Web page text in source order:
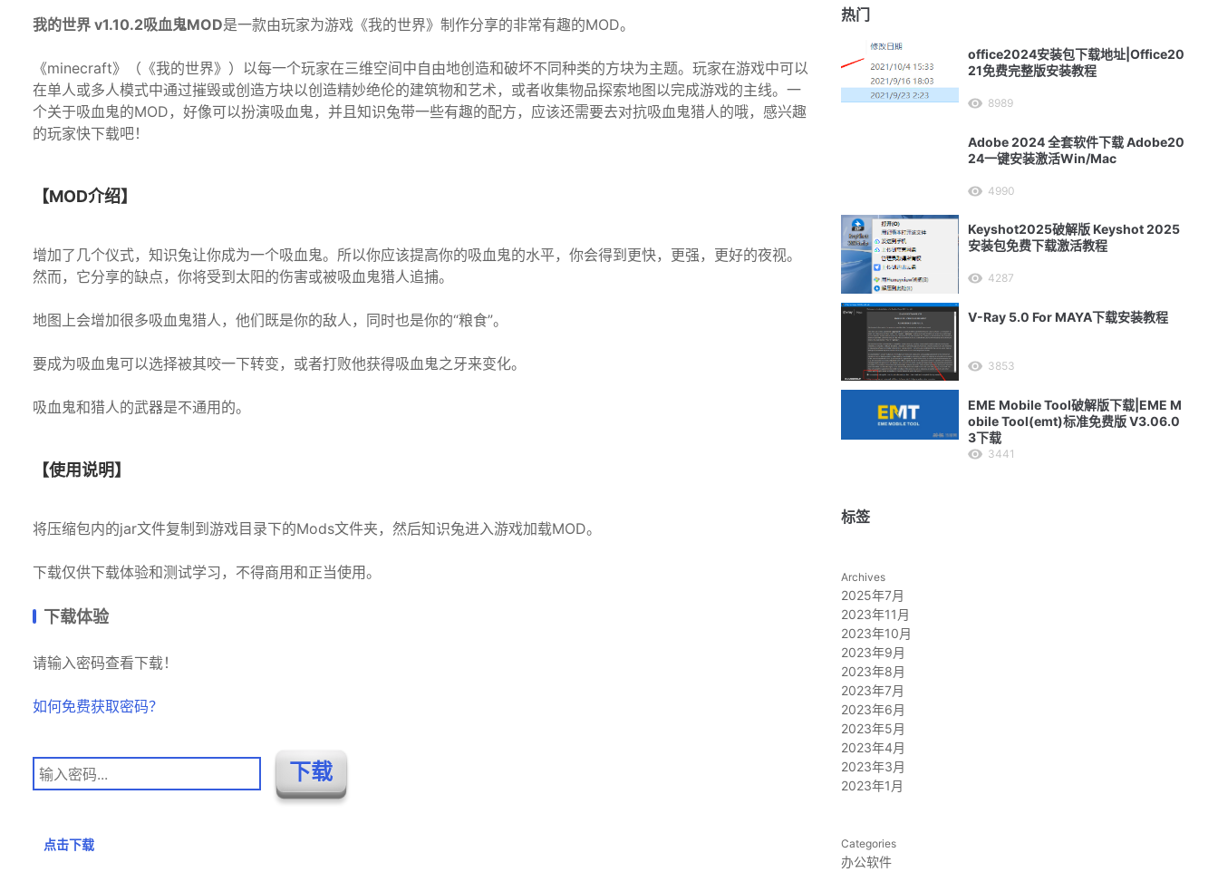
我的世界 v1.10.2吸血鬼MOD是一款由玩家为游戏《我的世界》制作分享的非常有趣的MOD。
《minecraft》（《我的世界》）以每一个玩家在三维空间中自由地创造和破坏不同种类的方块为主题。玩家在游戏中可以
在单人或多人模式中通过摧毁或创造方块以创造精妙绝伦的建筑物和艺术，或者收集物品探索地图以完成游戏的主线。一
个关于吸血鬼的MOD，好像可以扮演吸血鬼，并且知识兔带一些有趣的配方，应该还需要去对抗吸血鬼猎人的哦，感兴趣
的玩家快下载吧！
【MOD介绍】
增加了几个仪式，知识兔让你成为一个吸血鬼。所以你应该提高你的吸血鬼的水平，你会得到更快，更强，更好的夜视。
然而，它分享的缺点，你将受到太阳的伤害或被吸血鬼猎人追捕。
地图上会增加很多吸血鬼猎人，他们既是你的敌人，同时也是你的“粮食”。
要成为吸血鬼可以选择被其咬一下转变，或者打败他获得吸血鬼之牙来变化。
吸血鬼和猎人的武器是不通用的。
【使用说明】
将压缩包内的jar文件复制到游戏目录下的Mods文件夹，然后知识兔进入游戏加载MOD。
下载仅供下载体验和测试学习，不得商用和正当使用。
下载体验
请输入密码查看下载！
如何免费获取密码？
点击下载
热门
office2024安装包下载地址|Office20
21免费完整版安装教程
8989
Adobe 2024 全套软件下载 Adobe20
24一键安装激活Win/Mac
4990
Keyshot2025破解版 Keyshot 2025
安装包免费下载激活教程
4287
V-Ray 5.0 For MAYA下载安装教程
3853
EME Mobile Tool破解版下载|EME M
obile Tool(emt)标准免费版 V3.06.0
3下载
3441
标签
Archives
2025年7月
2023年11月
2023年10月
2023年9月
2023年8月
2023年7月
2023年6月
2023年5月
2023年4月
2023年3月
2023年1月
Categories
办公软件